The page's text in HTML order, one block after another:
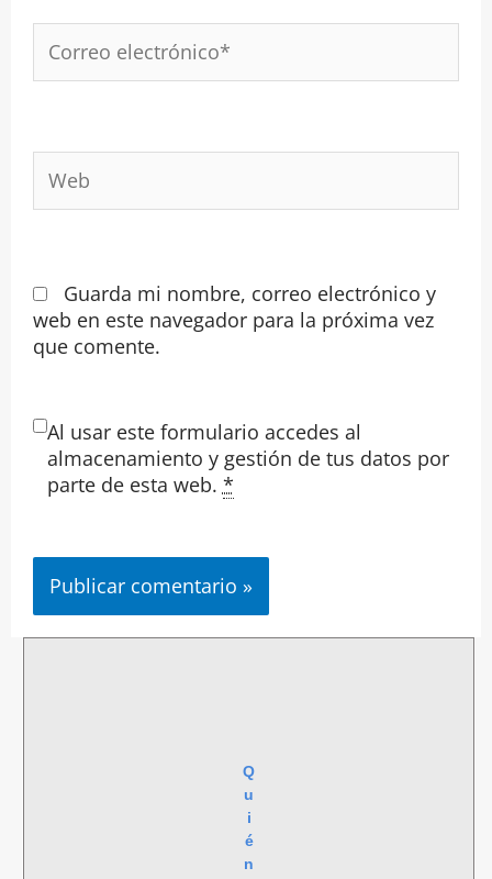
electrónico*
Guarda mi nombre, correo electrónico y
web en este navegador para la próxima vez
que comente.
Al usar este formulario accedes al
almacenamiento y gestión de tus datos por
parte de esta web. *
Q
u
i
é
n